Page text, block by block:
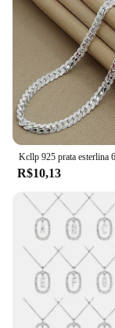
R$10,13